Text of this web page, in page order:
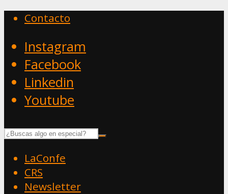
Contacto
Instagram
Facebook
Linkedin
Youtube
LaConfe
CRS
Newsletter